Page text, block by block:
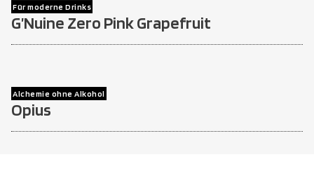
Für moderne Drinks
G’Nuine Zero Pink Grapefruit
Alchemie ohne Alkohol
Opius